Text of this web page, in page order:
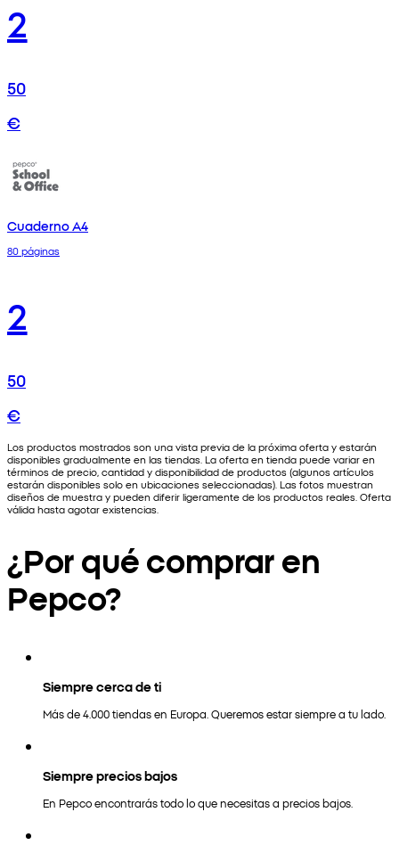
2
50
€
Cuaderno A4
80 páginas
2
50
€
Los productos mostrados son una vista previa de la próxima oferta y estarán
disponibles gradualmente en las tiendas. La oferta en tienda puede variar en
términos de precio, cantidad y disponibilidad de productos (algunos artículos
estarán disponibles solo en ubicaciones seleccionadas). Las fotos muestran
diseños de muestra y pueden diferir ligeramente de los productos reales. Oferta
válida hasta agotar existencias.
¿Por qué comprar en
Pepco?
Siempre cerca de ti
Más de 4.000 tiendas en Europa. Queremos estar siempre a tu lado.
Siempre precios bajos
En Pepco encontrarás todo lo que necesitas a precios bajos.